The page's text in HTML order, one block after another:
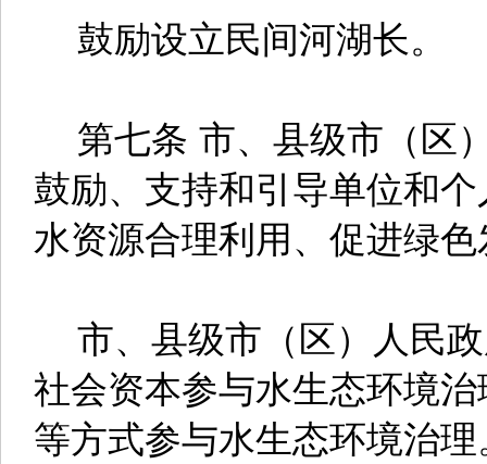
鼓励设立民间河湖长。
第七条 市、县级市（区
鼓励、支持和引导单位和
水资源合理利用、促进绿
市、县级市（区）人民
社会资本参与水生态环境
等方式参与水生态环境治